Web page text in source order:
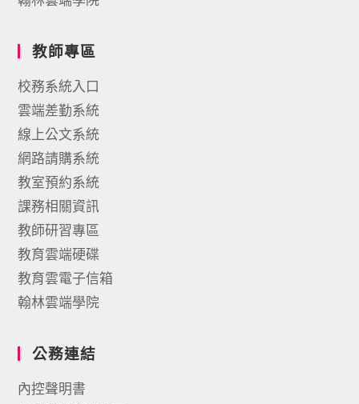
教師專區
校務系統入口
雲端差勤系統
線上公文系統
網路請購系統
教室預約系統
課務相關資訊
教師研習專區
教育雲端硬碟
教育雲電子信箱
翰林雲端學院
公務連結
內控聲明書